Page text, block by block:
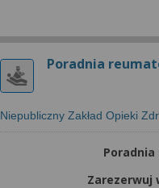
Poradnia
Niepubliczny Zakład Opieki
Zarezerwuj